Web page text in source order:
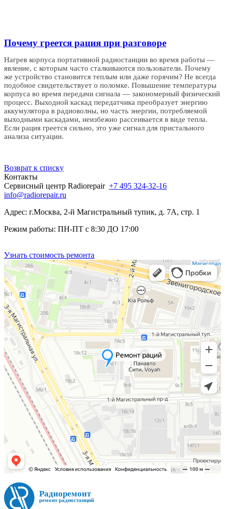
Почему греется рация при разговоре
Нагрев корпуса портативной радиостанции во время работы —
явление, с которым часто сталкиваются пользователи. Почему
же устройство становится теплым или даже горячим? Не всегда
подобное свидетельствует о поломке. Повышение температуры
корпуса во время передачи сигнала — закономерный физический
процесс. Выходной каскад передатчика преобразует энергию
аккумулятора в радиоволны, но часть энергии, потребляемой
выходными каскадами, неизбежно рассеивается в виде тепла.
Если рация греется сильно, это уже сигнал для пристального
анализа ситуации.
Возврат к списку
Контакты
Сервисный центр Radiorepair +7 495 324-32-16
info@radiorepair.ru
Адрес: г.Москва, 2-й Магистральный тупик, д. 7А, стр. 1
Режим работы: ПН-ПТ с 8:30 ДО 17:00
Узнать стоимость ремонта